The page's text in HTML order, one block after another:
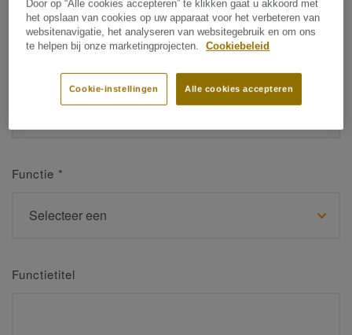
Achternaam*
Functie *
Functietitel
Door op “Alle cookies accepteren” te klikken gaat u akkoord met
het opslaan van cookies op uw apparaat voor het verbeteren van
websitenavigatie, het analyseren van websitegebruik en om ons
te helpen bij onze marketingprojecten.
Cookiebeleid
Alle cookies accepteren
Cookie-instellingen